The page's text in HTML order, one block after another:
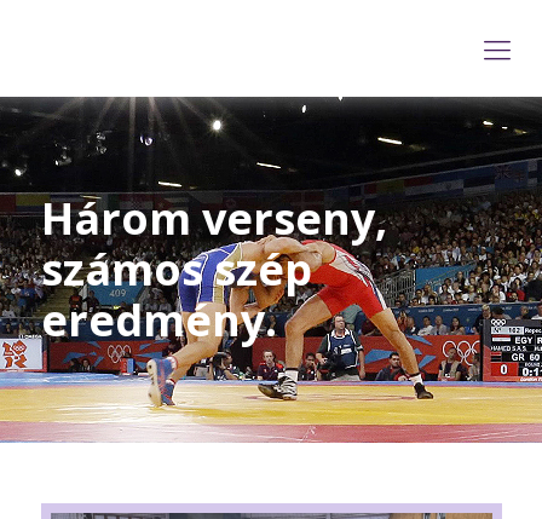
Három verseny,
számos szép
eredmény.